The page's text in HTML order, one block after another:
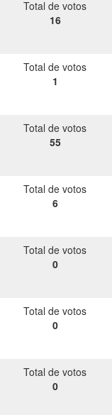
Total de votos
16
Total de votos
1
Total de votos
55
Total de votos
6
Total de votos
0
Total de votos
0
Total de votos
0